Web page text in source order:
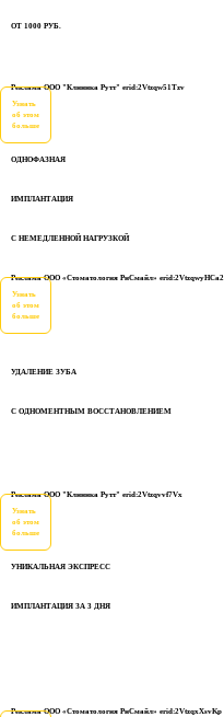
ОТ 1000 РУБ.
Реклама ООО "Клиника Рутт" erid:2Vtzqw51Tzv
Узнать
об этом
больше
ОДНОФАЗНАЯ
ИМПЛАНТАЦИЯ
С НЕМЕДЛЕННОЙ НАГРУЗКОЙ
Реклама ООО «Стоматология РиСмайл» erid:2VtzqwyHCa2
Узнать
об этом
больше
УДАЛЕНИЕ ЗУБА
С ОДНОМЕНТНЫМ ВОССТАНОВЛЕНИЕМ
Реклама ООО "Клиника Рутт" erid:2Vtzqvvf7Vx
Узнать
об этом
больше
УНИКАЛЬНАЯ ЭКСПРЕСС
ИМПЛАНТАЦИЯ ЗА 3 ДНЯ
Реклама ООО «Стоматология РиСмайл» erid:2VtzqxXsvKp